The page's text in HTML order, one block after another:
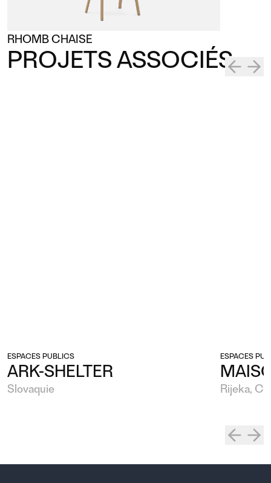
RHOMB CHAISE
PROJETS ASSOCIÉS
ESPACES PUBLICS
ARK-SHELTER
Slovaquie
ESPACES
Rijeka,